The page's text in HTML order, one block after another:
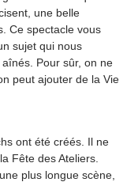
une belle
Ce spectacle vous
sujet qui nous
Pour sûr, on ne
peut ajouter de la Vie
ont été créés. Il ne
Fête des Ateliers.
plus longue scène,